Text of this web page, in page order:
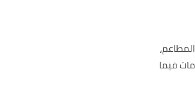
فيما